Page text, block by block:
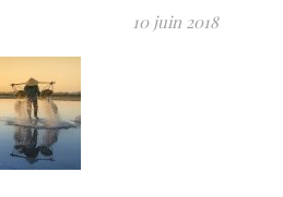
10 juin 2018